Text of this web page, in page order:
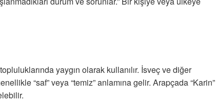
yaygın olarak kullanılır. İsveç ve diğer
“saf” veya “temiz” anlamına gelir. Arapçada “Karin”